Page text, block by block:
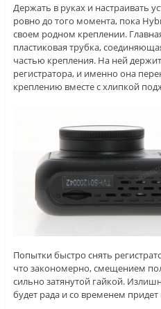
Держать в руках и настраивать
ровно до того момента, пока
своем родном креплении.
пластиковая трубка,
частью крепления. На ней
регистратора, и именно она
креплению вместе с хлипкой
Попытки быстро снять
что закономерно, смещением
сильно затянутой гайкой.
будет рада и со временем придет